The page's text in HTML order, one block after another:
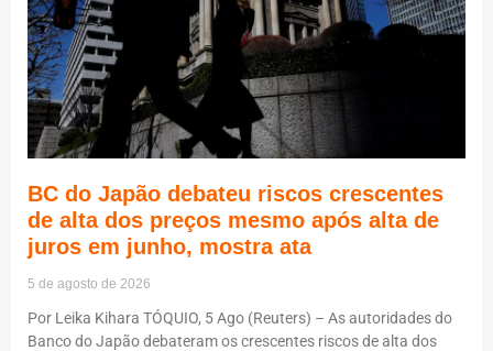
BC do Japão debateu riscos crescentes
de alta dos preços mesmo após alta de
juros em junho, mostra ata
5 de agosto de 2026
Por Leika Kihara TÓQUIO, 5 Ago (Reuters) – As autoridades do
Banco do Japão debateram os crescentes riscos de alta dos